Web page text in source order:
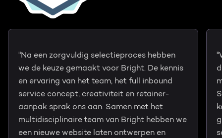
"Na een zorgvuldig selectieproces hebben
we de keuze gemaakt voor Bright. De kennis
en ervaring van het team, het full inbound
service concept, creativiteit en retainer-
aanpak sprak ons aan. Samen met het
multidisciplinaire team van Bright hebben we
een nieuwe website laten ontwerpen en